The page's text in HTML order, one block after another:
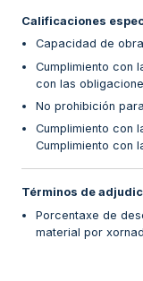
Calificaciones
Capacidad de
Cumplimiento con
con las
No prohibición
Cumplimiento con
Cumplimiento con
Términos de
Porcentaxe de
material por